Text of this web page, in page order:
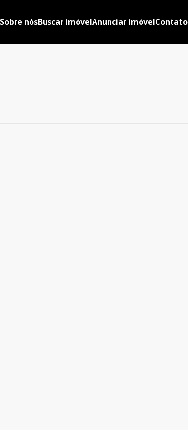
Sobre nósBuscar imóvelAnunciar imóvelContato